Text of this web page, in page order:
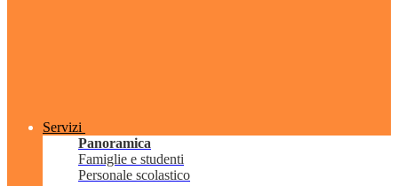
Servizi
Panoramica
Famiglie e studenti
Personale scolastico